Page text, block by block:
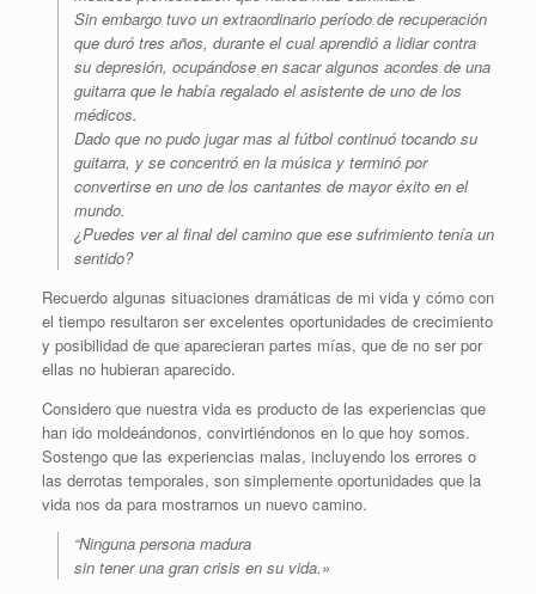
Sin embargo tuvo un extraordinario período de recuperación
que duró tres años, durante el cual aprendió a lidiar contra
su depresión, ocupándose en sacar algunos acordes de una
guitarra que le había regalado el asistente de uno de los
médicos.
Dado que no pudo jugar mas al fútbol continuó tocando su
guitarra, y se concentró en la música y terminó por
convertirse en uno de los cantantes de mayor éxito en el
mundo.
¿Puedes ver al final del camino que ese sufrimiento tenía un
sentido?
Recuerdo algunas situaciones dramáticas de mi vida y cómo con
el tiempo resultaron ser excelentes oportunidades de crecimiento
y posibilidad de que aparecieran partes mías, que de no ser por
ellas no hubieran aparecido.
Considero que nuestra vida es producto de las experiencias que
han ido moldeándonos, convirtiéndonos en lo que hoy somos.
Sostengo que las experiencias malas, incluyendo los errores o
las derrotas temporales, son simplemente oportunidades que la
vida nos da para mostrarnos un nuevo camino.
“Ninguna persona madura
sin tener una gran crisis en su vida.»